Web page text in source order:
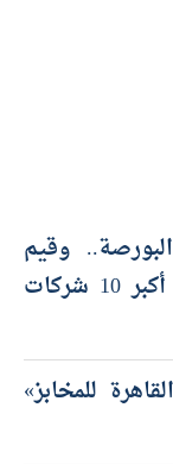
وقيم
التداول تتجاوز 83 مليار جنيه لدى أكبر 10 شركات
«القاهرة للمخابز»